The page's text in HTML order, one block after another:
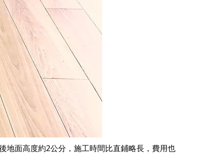
地面高度約2公分，施工時間比直鋪略長，費用也